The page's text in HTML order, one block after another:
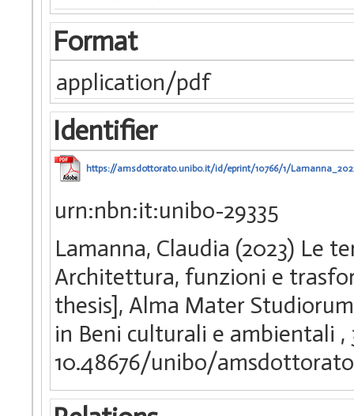
Format
application/pdf
Identifier
https://amsdottorato.unibo.it/id/eprint/10766/1/
urn:nbn:it:unibo-29335
Lamanna, Claudia (2023) Le
Architettura, funzioni e
thesis], Alma Mater
in Beni culturali e ambientali ,
10.48676/unibo/